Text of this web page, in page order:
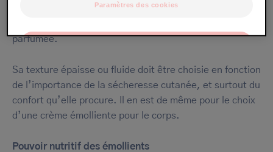
rincés. Ensuite, sur la peau séchée par tamponnement,
parfumée.
Sa texture épaisse ou fluide doit être choisie en fonction
de l’importance de la sécheresse cutanée, et surtout du
confort qu’elle procure. Il en est de même pour le choix
d’une crème émolliente pour le corps.
Pouvoir nutritif des émollients
Paramètres des cookies
Uniquement les essentiels